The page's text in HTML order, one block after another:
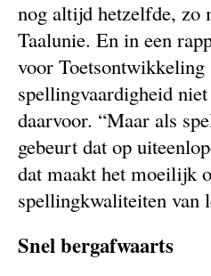
nog altijd hetzelfde, zo
Taalunie. En in een
voor
spellingvaardigheid
daarvoor. “Maar als
gebeurt dat op
dat maakt het moeilijk
spellingkwaliteiten van
Snel bergafwaarts